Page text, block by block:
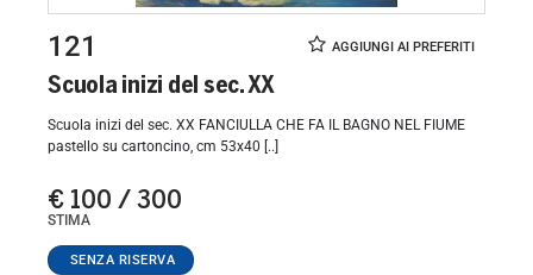
121
Scuola inizi del sec. XX
Scuola inizi del sec. XX FANCIULLA CHE FA IL BAGNO NEL FIUME
pastello su cartoncino, cm 53x40 [..]
€ 100 / 300
STIMA